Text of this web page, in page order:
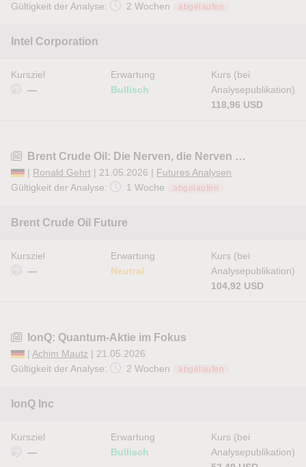
Gültigkeit der Analyse:
2 Wochen abgelaufen
Intel Corporation
Kursziel
—
Erwartung
Bullisch
Kurs (bei
Analysepublikation)
118,96 USD
Brent Crude Oil: Die Nerven, die Nerven …
| Ronald Gehrt | 21.05.2026 | Futures Analysen
Gültigkeit der Analyse:
1 Woche abgelaufen
Brent Crude Oil Future
Kursziel
—
Erwartung
Neutral
Kurs (bei
Analysepublikation)
104,92 USD
IonQ: Quantum-Aktie im Fokus
| Achim Mautz | 21.05.2026
Gültigkeit der Analyse:
2 Wochen abgelaufen
IonQ Inc
Kursziel
—
Erwartung
Bullisch
Kurs (bei
Analysepublikation)